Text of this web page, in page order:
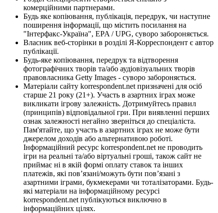
комерційними партнерами.
Будь яке копіювання, публікація, передрук, чи наступне
поширення інформації, що містить посилання на
"Інтерфакс-Україна", EPA / UPG, суворо забороняється.
Власник веб-сторінки в розділі Я-Корреспондент є автор
публікації.
Будь-яке копіювання, передрук та відтворення
фотографічних творів та/або аудіовізуальних творів
правовласника Getty Images - суворо забороняється.
Матеріали сайту korrespondent.net призначені для осіб
старше 21 року (21+). Участь в азартних іграх може
викликати ігрову залежність. Дотримуйтесь правил
(принципів) відповідальної гри. При виявленні перших
ознак залежності негайно зверніться до спеціаліста.
Пам'ятайте, що участь в азартних іграх не може бути
джерелом доходів або альтернативою роботі.
Інформаційний ресурс korrespondent.net не проводить
ігри на реальні та/або віртуальні гроші, також сайт не
приймає ні в якій формі оплату ставок та інших
платежів, які пов’язані/можуть бути пов’язані з
азартними іграми, букмекерами чи тоталізаторами. Будь-
які матеріали на інформаційному ресурсі
korrespondent.net публікуються виключно в
інформаційних цілях.